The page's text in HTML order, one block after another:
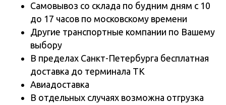
Самовывоз со склада по будним дням с 10
до 17 часов по московскому времени
Другие транспортные компании по Вашему
выбору
В пределах Санкт-Петербурга бесплатная
доставка до терминала ТК
Авиадоставка
В отдельных случаях возможна отгрузка